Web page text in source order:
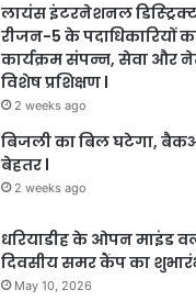
लायंस इंटरनेशनल
रीजन-5 के पदाधिकारियों
कार्यक्रम संपन्न, सेवा और
विशेष प्रशिक्षण l
2 weeks ago
बिजली का बिल घटेगा,
बेहतर l
2 weeks ago
धरियाडीह के ओपन माइंड
दिवसीय समर कैंप का
May 10, 2026